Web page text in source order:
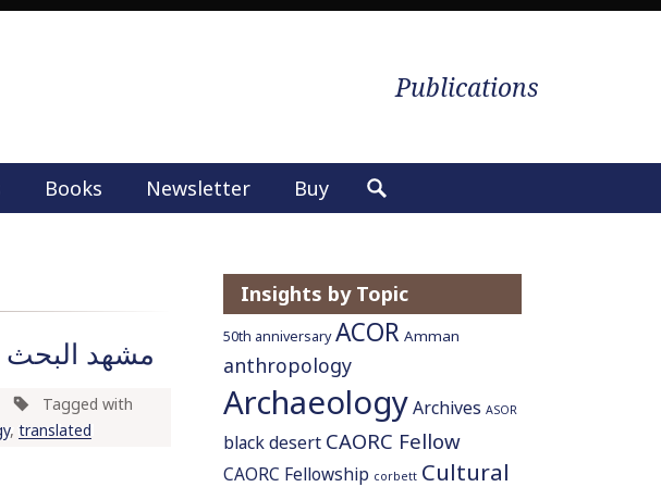
Publications
Books Newsletter Buy
r
c
h
r
:
مشهد البحث
Tagged with
,translated
Insights by Topic
50th anniversary ACOR Amman
anthropology
ArchaeologyArchives ASOR
black desert CAORC Fellow
CAORC Fellowship corbett Cultural